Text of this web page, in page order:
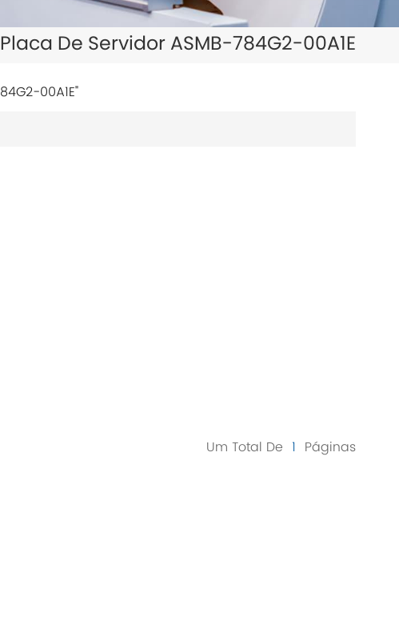
한국의
Placa De Servidor ASMB-784G2-00A1E
00A1E"
Um Total De 1 Páginas